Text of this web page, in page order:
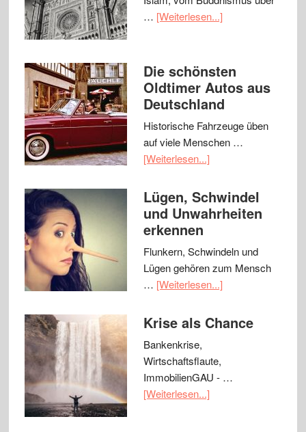
… [Weiterlesen...]
Die schönsten
Oldtimer Autos aus
Deutschland
Historische Fahrzeuge üben
auf viele Menschen …
[Weiterlesen...]
Lügen, Schwindel
und Unwahrheiten
erkennen
Flunkern, Schwindeln und
Lügen gehören zum Mensch
… [Weiterlesen...]
Krise als Chance
Bankenkrise,
Wirtschaftsflaute,
ImmobilienGAU - …
[Weiterlesen...]